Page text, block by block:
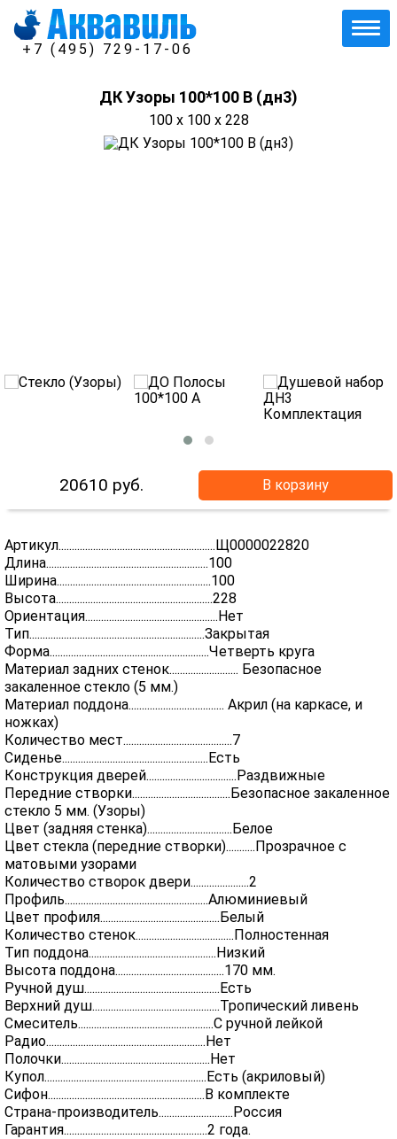
+7 (495) 729-17-06
ДК Узоры 100*100 В (дн3)
100 x 100 x 228
20610 руб. В корзину
Артикул...........................................................Щ0000022820
Длина.............................................................100
Ширина..........................................................100
Высота...........................................................228
Ориентация..................................................Нет
Тип..................................................................Закрытая
Форма............................................................Четверть круга
Материал задних стенок.......................... Безопасное
закаленное стекло (5 мм.)
Материал поддона.................................... Акрил (на каркасе, и
ножках)
Количество мест.........................................7
Сиденье.......................................................Есть
Конструкция дверей..................................Раздвижные
Передние створки.....................................Безопасное закаленное
стекло 5 мм. (Узоры)
Цвет (задняя стенка)................................Белое
Цвет стекла (передние створки)...........Прозрачное с
матовыми узорами
Количество створок двери......................2
Профиль......................................................Алюминиевый
Цвет профиля.............................................Белый
Количество стенок.....................................Полностенная
Тип поддона................................................Низкий
Высота поддона.........................................170 мм.
Ручной душ...................................................Есть
Верхний душ................................................Тропический ливень
Смеситель...................................................С ручной лейкой
Радио............................................................Нет
Полочки........................................................Нет
Купол.............................................................Есть (акриловый)
Сифон...........................................................В комплекте
Страна-производитель............................Россия
Гарантия......................................................2 года.